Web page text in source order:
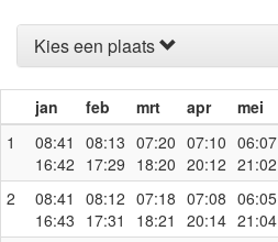
Kies een plaats
jan feb mrt apr mei
1
08:41
16:42
08:13
17:29
07:20
18:20
07:10
20:12
06:07
21:02
2
08:41
16:43
08:12
17:31
07:18
18:21
07:08
20:14
06:05
21:04